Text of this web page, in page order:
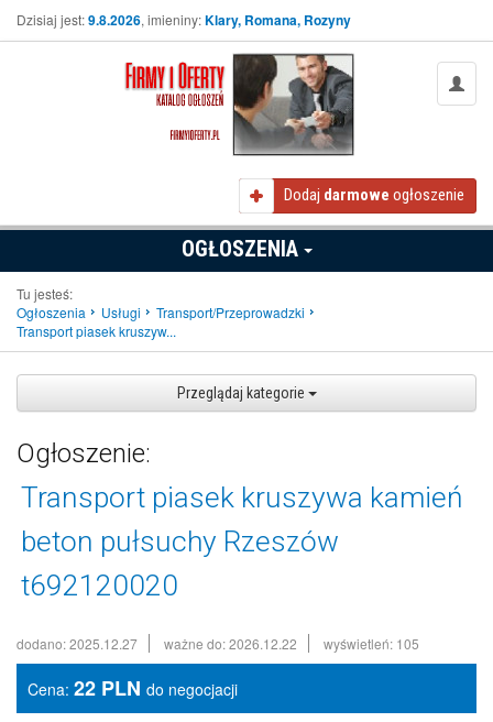
Dzisiaj jest:9.8.2026, imieniny:Klary, Romana, Rozyny
Dodaj darmowe ogłoszenie
OGŁOSZENIA
Tu jesteś:
Ogłoszenia
Usługi
Transport/Przeprowadzki
Transport piasek kruszyw...
Przeglądaj kategorie
Ogłoszenie:
Transport piasek kruszywa kamień
beton pułsuchy Rzeszów
t692120020
dodano: 2025.12.27 ważne do: 2026.12.22 wyświetleń: 105
Cena: 22 PLN do negocjacji